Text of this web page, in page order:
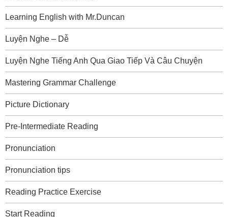
Learning English with Mr.Duncan
Luyện Nghe – Dễ
Luyện Nghe Tiếng Anh Qua Giao Tiếp Và Câu Chuyện
Mastering Grammar Challenge
Picture Dictionary
Pre-Intermediate Reading
Pronunciation
Pronunciation tips
Reading Practice Exercise
Start Reading